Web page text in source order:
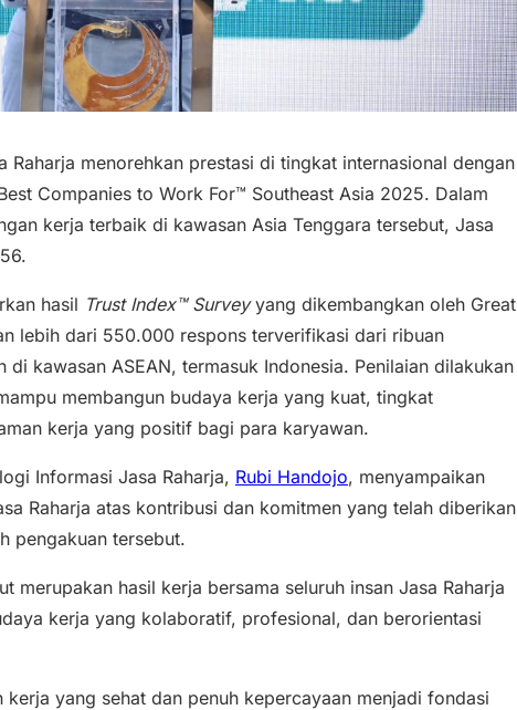
Raharja menorehkan prestasi di tingkat internasional dengan
Companies to Work For™ Southeast Asia 2025. Dalam
kerja terbaik di kawasan Asia Tenggara tersebut, Jasa
hasil Trust Index™ Surveyyang dikembangkan oleh Great
lebih dari 550.000 respons terverifikasi dari ribuan
kawasan ASEAN, termasuk Indonesia. Penilaian dilakukan
membangun budaya kerja yang kuat, tingkat
kerja yang positif bagi para karyawan.
Informasi Jasa Raharja, Rubi Handojo, menyampaikan
Raharja atas kontribusi dan komitmen yang telah diberikan
pengakuan tersebut.
merupakan hasil kerja bersama seluruh insan Jasa Raharja
kerja yang kolaboratif, profesional, dan berorientasi
yang sehat dan penuh kepercayaan menjadi fondasi